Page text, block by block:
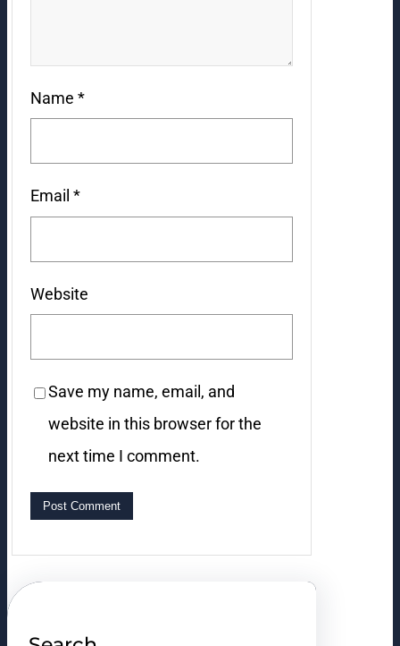
Name *
Email *
Website
Save my name, email, and
website in this browser for the
next time I comment.